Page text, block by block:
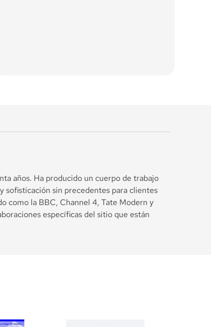
años. Ha producido un cuerpo de trabajo
sofisticación sin precedentes para clientes
como la BBC, Channel 4, Tate Modern y
específicas del sitio que están